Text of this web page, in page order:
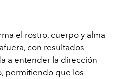
el rostro, cuerpo y alma
con resultados
a entender la dirección
permitiendo que los